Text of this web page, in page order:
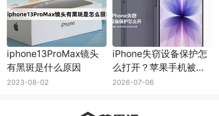
iphone13ProMax镜头
有黑斑是什么原因
2023-08-02
iPhone失窃设备保护怎
么打开？苹果手机被盗
保护设置方法
2026-07-06